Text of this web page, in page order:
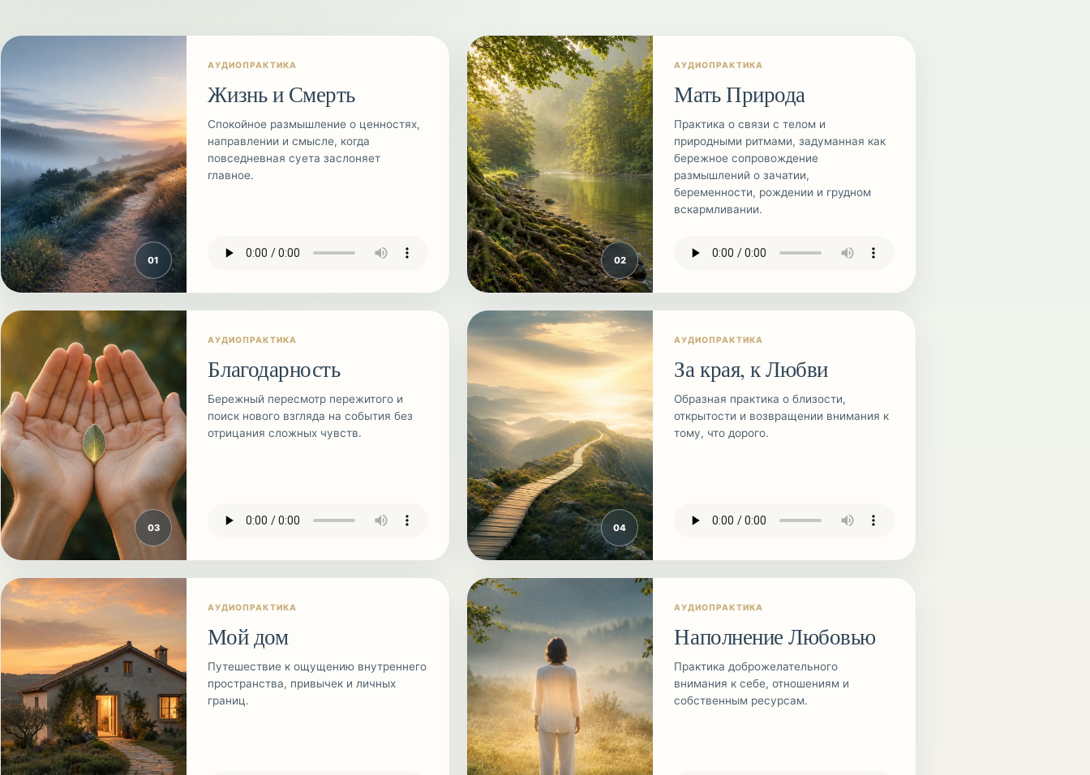
01
АУДИОПРАКТИКА
Жизнь и Смерть
Спокойное размышление о ценностях,
направлении и смысле, когда
повседневная суета заслоняет
главное.
02
АУДИОПРАКТИКА
Мать Природа
Практика о связи с телом и
природными ритмами, задуманная как
бережное сопровождение
размышлений о зачатии,
беременности, рождении и грудном
вскармливании.
03
АУДИОПРАКТИКА
Благодарность
Бережный пересмотр пережитого и
поиск нового взгляда на события без
отрицания сложных чувств.
04
АУДИОПРАКТИКА
За края, к Любви
Образная практика о близости,
открытости и возвращении внимания к
тому, что дорого.
АУДИОПРАКТИКА
Мой дом
Путешествие к ощущению внутреннего
пространства, привычек и личных
границ.
АУДИОПРАКТИКА
Наполнение Любовью
Практика доброжелательного
внимания к себе, отношениям и
собственным ресурсам.